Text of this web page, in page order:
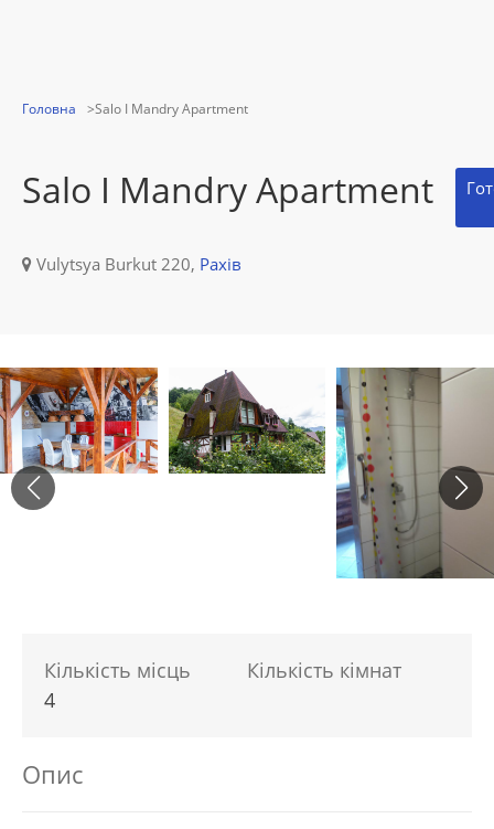
Головна Salo I Mandry Apartment
Salo I Mandry Apartment
Vulytsya Burkut 220, Рахів
Кількість місць
4
Кількість кімнат
Опис